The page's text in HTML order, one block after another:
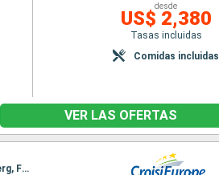
desde
US$ 2,380
Tasas incluidas
Comidas incluidas
VER LAS OFERTAS
Itinerario : Viena, Passau, Regensburg, Kelheim, Nuremberg, Erlangen, Schweinfurt, Wurtzbourg, Miltenberg, Frankfurt, Mainz, Estrasburgo